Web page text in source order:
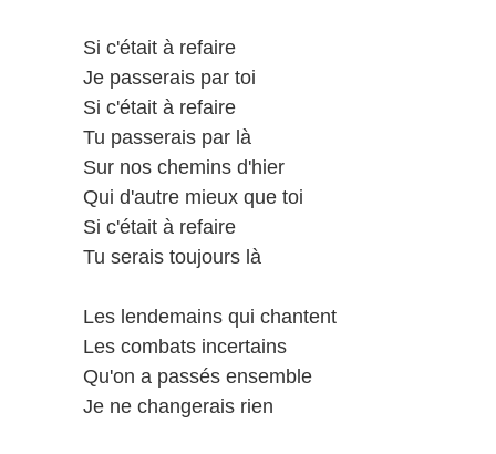
Si c'était à refaire
Je passerais par toi
Si c'était à refaire
Tu passerais par là
Sur nos chemins d'hier
Qui d'autre mieux que toi
Si c'était à refaire
Tu serais toujours là
Les lendemains qui chantent
Les combats incertains
Qu'on a passés ensemble
Je ne changerais rien